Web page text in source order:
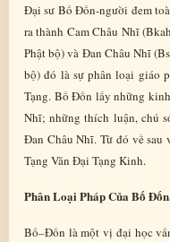
Đại sư Bố Đốn-người đem
ra thành Cam Châu Nhĩ
Phật bộ) và Đan Châu Nhĩ
bộ) đó là sự phân loại giáo
Tạng. Bố Đốn lấy những
Nhĩ; những thích luận, chú
Đan Châu Nhĩ. Từ đó về
Tạng Văn Đại Tạng Kinh.
Phân Loại Pháp Của Bố
Bố–Đốn là một vị đại học